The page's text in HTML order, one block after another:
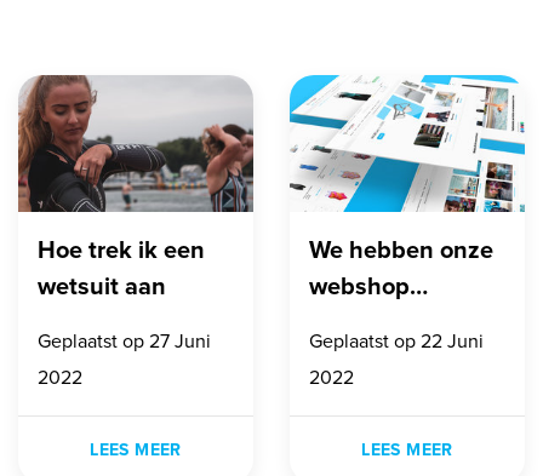
Hoe trek ik een
wetsuit aan
Geplaatst op27 Juni
2022
LEES MEER
We hebben onze
webshop
Geplaatst op22 Juni
2022
LEES MEER